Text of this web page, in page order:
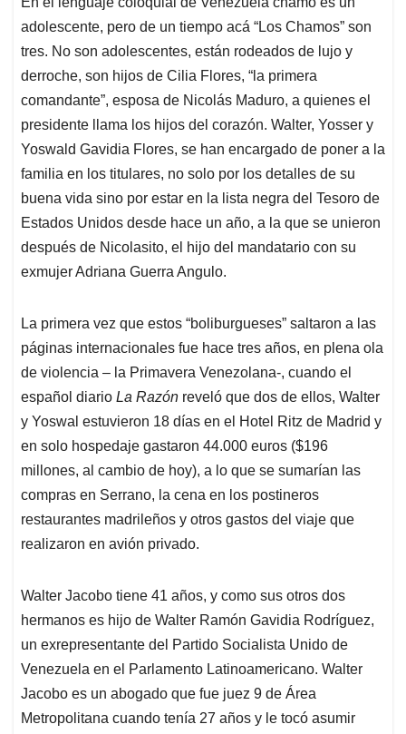
s
A
p
p
b
o
o
k
e
d
I
n
l
a
d
s
adolescente, pero de un tiempo acá “Los Chamos” son
tres. No son adolescentes, están rodeados de lujo y
derroche, son hijos de Cilia Flores, “la primera
comandante”, esposa de Nicolás Maduro, a quienes el
presidente llama los hijos del corazón. Walter, Yosser y
Yoswald Gavidia Flores, se han encargado de poner a la
familia en los titulares, no solo por los detalles de su
buena vida sino por estar en la lista negra del Tesoro de
Estados Unidos desde hace un año, a la que se unieron
después de Nicolasito, el hijo del mandatario con su
exmujer Adriana Guerra Angulo.
La primera vez que estos “boliburgueses” saltaron a las
páginas internacionales fue hace tres años, en plena ola
de violencia – la Primavera Venezolana-, cuando el
español diario La Razón reveló que dos de ellos, Walter
y Yoswal estuvieron 18 días en el Hotel Ritz de Madrid y
en solo hospedaje gastaron 44.000 euros ($196
millones, al cambio de hoy), a lo que se sumarían las
compras en Serrano, la cena en los postineros
restaurantes madrileños y otros gastos del viaje que
realizaron en avión privado.
Walter Jacobo tiene 41 años, y como sus otros dos
hermanos es hijo de Walter Ramón Gavidia Rodríguez,
un exrepresentante del Partido Socialista Unido de
Venezuela en el Parlamento Latinoamericano. Walter
Jacobo es un abogado que fue juez 9 de Área
Metropolitana cuando tenía 27 años y le tocó asumir